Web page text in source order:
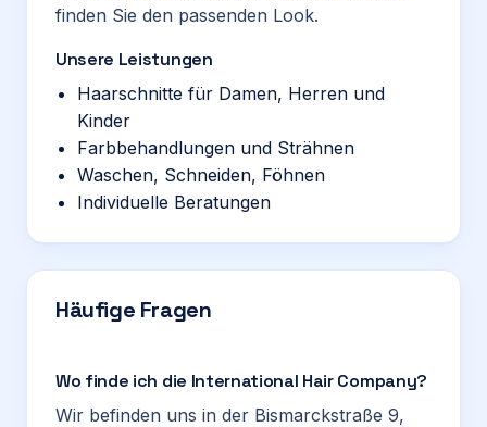
finden Sie den passenden Look.
Unsere Leistungen
Haarschnitte für Damen, Herren und
Kinder
Farbbehandlungen und Strähnen
Waschen, Schneiden, Föhnen
Individuelle Beratungen
Häufige Fragen
Wo finde ich die International Hair Company?
Wir befinden uns in der Bismarckstraße 9,